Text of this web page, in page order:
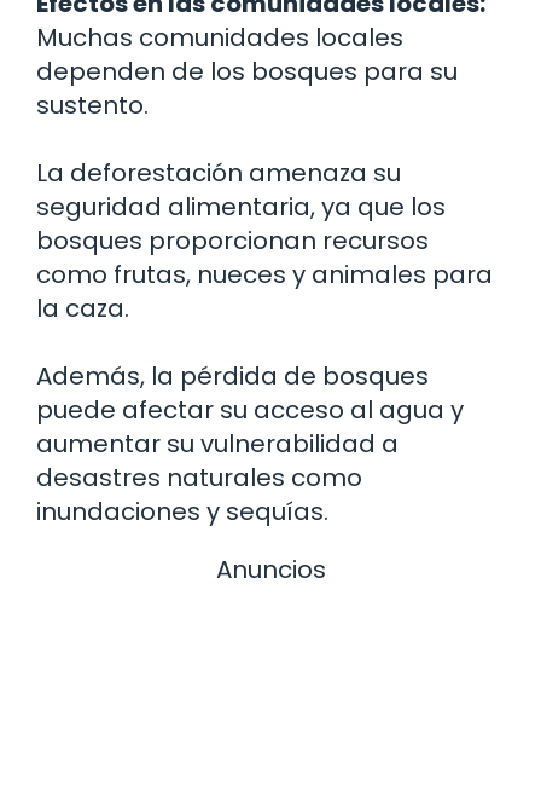
Muchas comunidades locales
dependen de los bosques para su
sustento.
La deforestación amenaza su
seguridad alimentaria, ya que los
bosques proporcionan recursos
como frutas, nueces y animales para
la caza.
Además, la pérdida de bosques
puede afectar su acceso al agua y
aumentar su vulnerabilidad a
desastres naturales como
inundaciones y sequías.
Anuncios